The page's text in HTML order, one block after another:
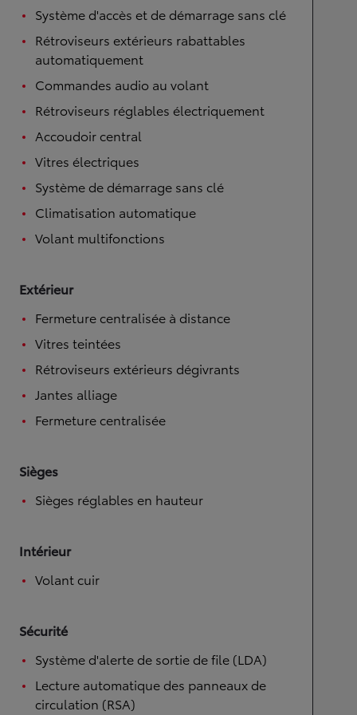
Système d'accès et de démarrage sans clé
Rétroviseurs extérieurs rabattables
automatiquement
Commandes audio au volant
Rétroviseurs réglables électriquement
Accoudoir central
Vitres électriques
Système de démarrage sans clé
Climatisation automatique
Volant multifonctions
Extérieur
Fermeture centralisée à distance
Vitres teintées
Rétroviseurs extérieurs dégivrants
Jantes alliage
Fermeture centralisée
Sièges
Sièges réglables en hauteur
Intérieur
Volant cuir
Sécurité
Système d'alerte de sortie de file (LDA)
Lecture automatique des panneaux de
circulation (RSA)